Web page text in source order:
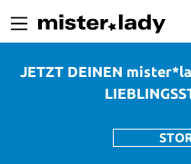
JETZT DEINEN